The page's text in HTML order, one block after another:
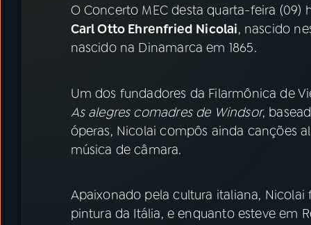
ACOMPANHE A RÁDIO MEC
O Concerto MEC desta quarta-feira
Carl Otto Ehrenfried Nicolai, nascido
nascido na Dinamarca em 1865.
Um dos fundadores da Filarmônica de
As alegres comadres de Windsor,
óperas, Nicolai compôs ainda canções
música de câmara.
Apaixonado pela cultura italiana,
pintura da Itália, e enquanto esteve em